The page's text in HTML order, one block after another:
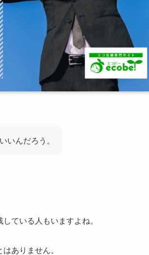
いんだろう。
ている人もいますよね。
ありません。